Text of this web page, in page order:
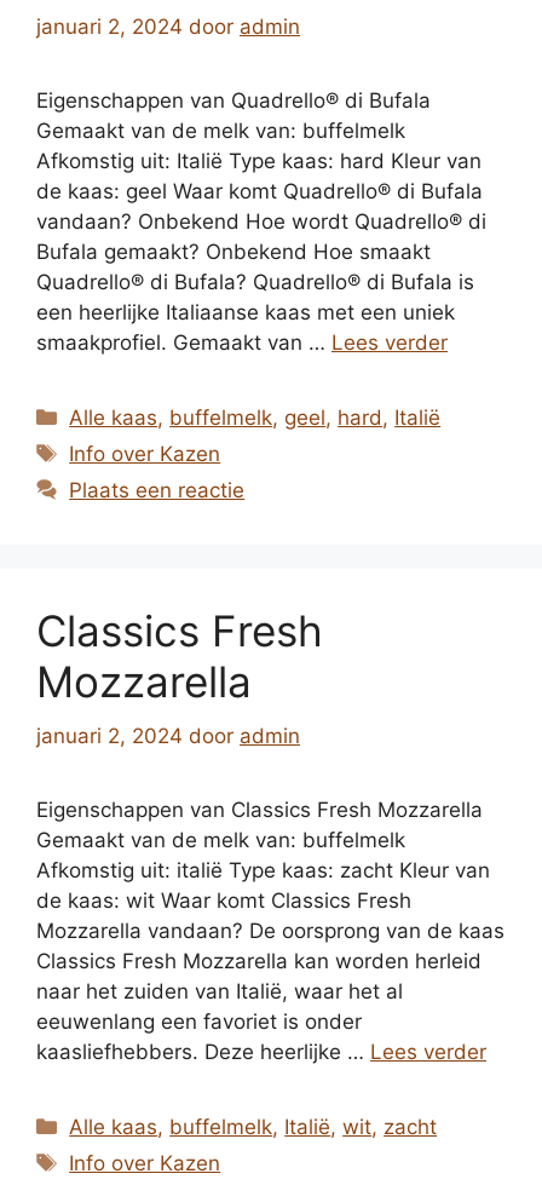
januari 2, 2024 door admin
Eigenschappen van Quadrello® di Bufala
Gemaakt van de melk van: buffelmelk
Afkomstig uit: Italië Type kaas: hard Kleur van
de kaas: geel Waar komt Quadrello® di Bufala
vandaan? Onbekend Hoe wordt Quadrello® di
Bufala gemaakt? Onbekend Hoe smaakt
Quadrello® di Bufala? Quadrello® di Bufala is
een heerlijke Italiaanse kaas met een uniek
smaakprofiel. Gemaakt van … Lees verder
Categorieën
Alle kaas, buffelmelk,geel, hard, Italië
Tags
Info over Kazen
Plaats een reactie
Classics Fresh
Mozzarella
januari 2, 2024 door admin
Eigenschappen van Classics Fresh Mozzarella
Gemaakt van de melk van: buffelmelk
Afkomstig uit: italië Type kaas: zacht Kleur van
de kaas: wit Waar komt Classics Fresh
Mozzarella vandaan? De oorsprong van de kaas
Classics Fresh Mozzarella kan worden herleid
naar het zuiden van Italië, waar het al
eeuwenlang een favoriet is onder
kaasliefhebbers. Deze heerlijke … Lees verder
Categorieën
Alle kaas, buffelmelk, Italië,wit, zacht
Tags
Info over Kazen